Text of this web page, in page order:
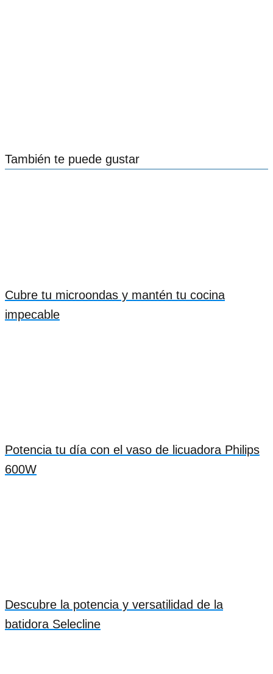
También te puede gustar
Cubre tu microondas y mantén tu cocina
impecable
Potencia tu día con el vaso de licuadora Philips
600W
Descubre la potencia y versatilidad de la
batidora Selecline